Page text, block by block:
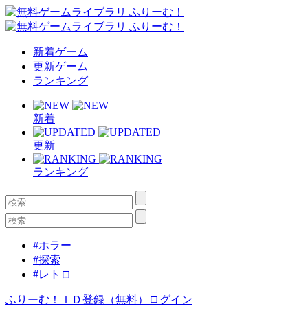
新着ゲーム
更新ゲーム
ランキング
新着
更新
ランキング
#ホラー
#探索
#レトロ
ふりーむ！ＩＤ登録（無料） ログイン